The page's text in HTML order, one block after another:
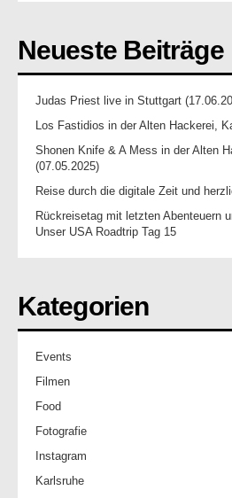
Neueste Beiträge
Judas Priest live in Stuttgart
Los Fastidios in der Alten Hackerei,
Shonen Knife & A Mess in der Alten
(07.05.2025)
Reise durch die digitale Zeit und
Rückreisetag mit letzten Abenteuern
Unser USA Roadtrip Tag 15
Kategorien
Events
Filmen
Food
Fotografie
Instagram
Karlsruhe